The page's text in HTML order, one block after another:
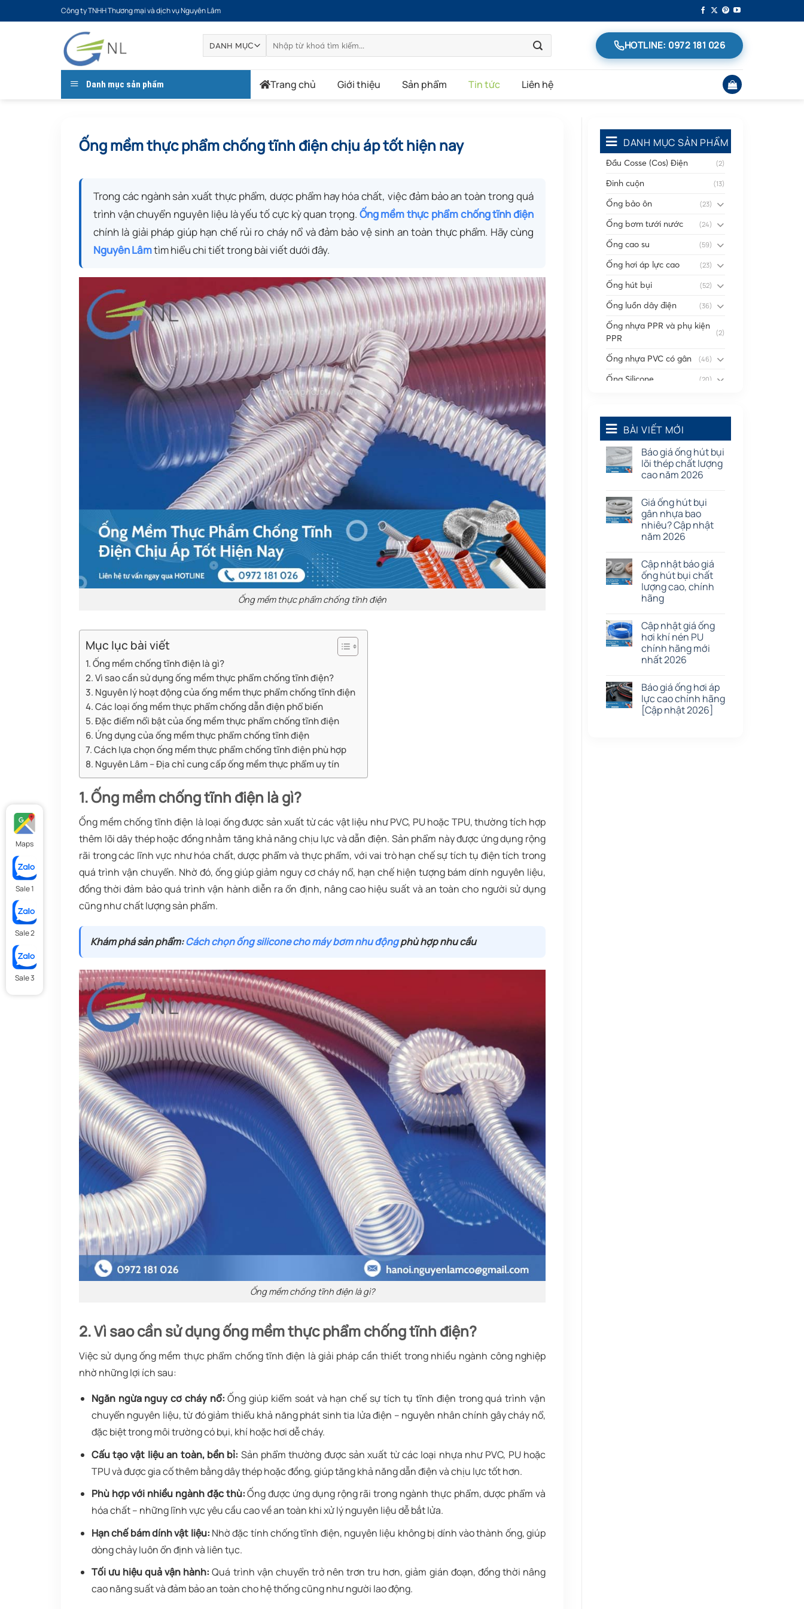
qua
Công ty TNHH Thương mại và dịch vụ Nguyên Lâm
kiếm:
HOTLINE: 0972 181 026
Danh mục sản phẩm Trang chủ Giới thiệu Sản phẩm Tin tức Liên hệ
Ống mềm thực phẩm chống tĩnh điện chịu áp tốt hiện nay
Trong các ngành sản xuất thực phẩm, dược phẩm hay hóa chất, việc đảm bảo an toàn trong quá
trình vận chuyển nguyên liệu là yếu tố cực kỳ quan trọng. Ống mềm thực phẩm chống tĩnh điện
chính là giải pháp giúp hạn chế rủi ro cháy nổ và đảm bảo vệ sinh an toàn thực phẩm. Hãy cùng
Nguyên Lâmtìm hiểu chi tiết trong bài viết dưới đây.
Ống mềm thực phẩm chống tĩnh điện
Mục lục bài viết
1. Ống mềm chống tĩnh điện là gì?
2. Vì sao cần sử dụng ống mềm thực phẩm chống tĩnh điện?
3. Nguyên lý hoạt động của ống mềm thực phẩm chống tĩnh điện
4. Các loại ống mềm thực phẩm chống dẫn điện phổ biến
5. Đặc điểm nổi bật của ống mềm thực phẩm chống tĩnh điện
6. Ứng dụng của ống mềm thực phẩm chống tĩnh điện
7. Cách lựa chọn ống mềm thực phẩm chống tĩnh điện phù hợp
8. Nguyên Lâm – Địa chỉ cung cấp ống mềm thực phẩm uy tín
1. Ống mềm chống tĩnh điện là gì?
Ống mềm chống tĩnh điện là loại ống được sản xuất từ các vật liệu như PVC, PU hoặc TPU, thường tích hợp
thêm lõi dây thép hoặc đồng nhằm tăng khả năng chịu lực và dẫn điện. Sản phẩm này được ứng dụng rộng
rãi trong các lĩnh vực như hóa chất, dược phẩm và thực phẩm, với vai trò hạn chế sự tích tụ điện tích trong
quá trình vận chuyển. Nhờ đó, ống giúp giảm nguy cơ cháy nổ, hạn chế hiện tượng bám dính nguyên liệu,
đồng thời đảm bảo quá trình vận hành diễn ra ổn định, nâng cao hiệu suất và an toàn cho người sử dụng
cũng như chất lượng sản phẩm.
Khám phá sản phẩm:Cách chọn ống silicone cho máy bơm nhu độngphù hợp nhu cầu
Ống mềm chống tĩnh điện là gì?
2. Vì sao cần sử dụng ống mềm thực phẩm chống tĩnh điện?
Việc sử dụng ống mềm thực phẩm chống tĩnh điện là giải pháp cần thiết trong nhiều ngành công nghiệp
nhờ những lợi ích sau:
Ngăn ngừa nguy cơ cháy nổ: Ống giúp kiểm soát và hạn chế sự tích tụ tĩnh điện trong quá trình vận
chuyển nguyên liệu, từ đó giảm thiểu khả năng phát sinh tia lửa điện – nguyên nhân chính gây cháy nổ,
đặc biệt trong môi trường có bụi, khí hoặc hơi dễ cháy.
Cấu tạo vật liệu an toàn, bền bỉ: Sản phẩm thường được sản xuất từ các loại nhựa như PVC, PU hoặc
TPU và được gia cố thêm bằng dây thép hoặc đồng, giúp tăng khả năng dẫn điện và chịu lực tốt hơn.
Phù hợp với nhiều ngành đặc thù:Ống được ứng dụng rộng rãi trong ngành thực phẩm, dược phẩm và
hóa chất – những lĩnh vực yêu cầu cao về an toàn khi xử lý nguyên liệu dễ bắt lửa.
Hạn chế bám dính vật liệu: Nhờ đặc tính chống tĩnh điện, nguyên liệu không bị dính vào thành ống, giúp
dòng chảy luôn ổn định và liên tục.
Tối ưu hiệu quả vận hành: Quá trình vận chuyển trở nên trơn tru hơn, giảm gián đoạn, đồng thời nâng
cao năng suất và đảm bảo an toàn cho hệ thống cũng như người lao động.
DANH MỤC SẢN PHẨM
Đầu Cosse (Cos) Điện (2)
Đinh cuộn (13)
Ống bảo ôn (23)
Ống bơm tưới nước (24)
Ống cao su (59)
Ống hơi áp lực cao (23)
Ống hút bụi (52)
Ống luồn dây điện (36)
Ống nhựa PPR và phụ kiện
PPR
(2)
Ống nhựa PVC có gân (46)
Ống Silicone (20)
Phụ kiện nối
Quạt dân dụng (91)
Tấm cao su (7)
BÀI VIẾT MỚI
Báo giá ống hút bụi
lõi thép chất lượng
cao năm 2026
Giá ống hút bụi
gân nhựa bao
nhiêu? Cập nhật
năm 2026
Cập nhật báo giá
ống hút bụi chất
lượng cao, chính
hãng
Cập nhật giá ống
hơi khí nén PU
chính hãng mới
nhất 2026
Báo giá ống hơi áp
lực cao chính hãng
[Cập nhật 2026]
Maps
Sale 1
Sale 2
Sale 3